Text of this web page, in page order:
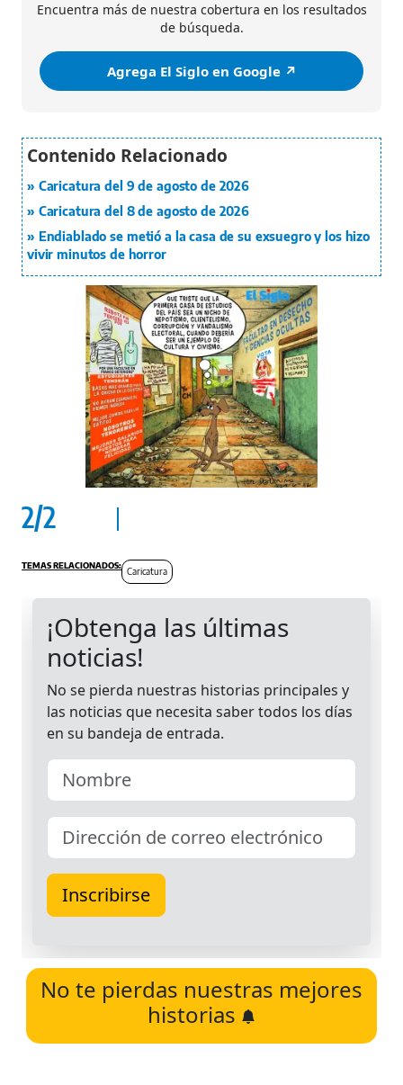
Encuentra más de nuestra cobertura en los resultados
de búsqueda.
Agrega El Siglo en Google ↗️
Caricatura del 9 de agosto de 2026
Caricatura del 8 de agosto de 2026
Endiablado se metió a la casa de su exsuegro y los hizo
vivir minutos de horror
2/2
Caricatura
No te pierdas nuestras mejores
historias